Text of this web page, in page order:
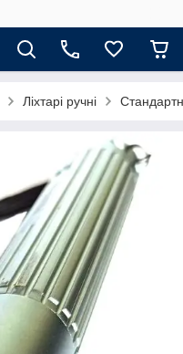
Ліхтарі ручні